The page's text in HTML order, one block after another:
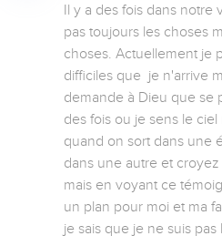
Il y a des fois dans
pas toujours les choses
choses. Actuellement je
difficiles que  je n'arrive
demande à Dieu que se
des fois ou je sens le
quand on sort dans une
dans une autre et
mais en voyant ce
un plan pour moi et ma
je sais que je ne suis